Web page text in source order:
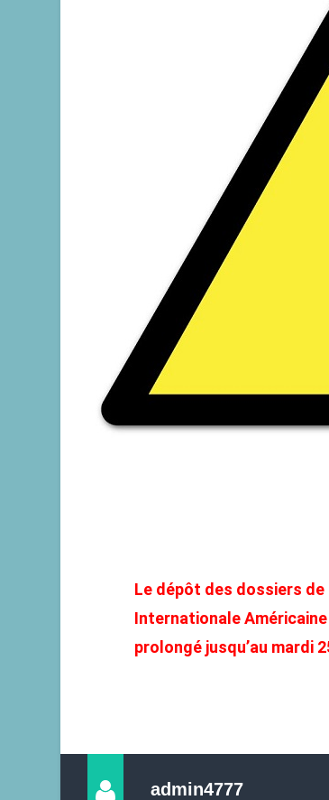
Le dépôt des dossiers de
Internationale
prolongé jusqu’au mardi
admin4777